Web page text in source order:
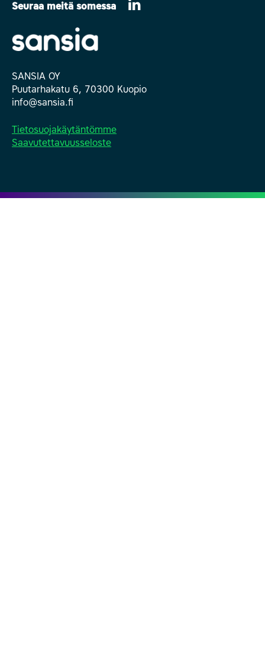
Seuraa meitä somessa
SANSIA OY
Puutarhakatu 6, 70300 Kuopio
info@sansia.fi
Tietosuojakäytäntömme
Saavutettavuusseloste